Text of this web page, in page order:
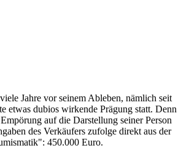
Jahre vor seinem Ableben, nämlich seit
etwas dubios wirkende Prägung statt. Denn
auf die Darstellung seiner Person
des Verkäufers zufolge direkt aus der
450.000 Euro.